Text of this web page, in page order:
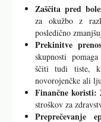
Zaščita pred
za okužbo z
posledično
Prekinitve
skupnosti
ščiti tudi tiste,
novorojenčke ali
Finančne koristi:
stroškov za
Preprečevanje